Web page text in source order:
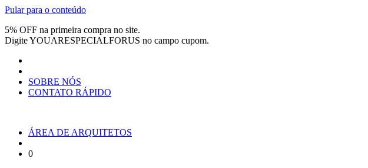
Pular para o conteúdo
5% OFF na primeira compra no site.
DigiteYOUARESPECIALFORUS no campo cupom.
SOBRE NÓS
CONTATO RÁPIDO
ÁREA DE ARQUITETOS
0